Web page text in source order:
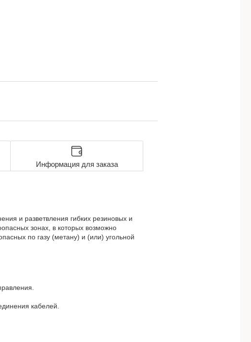
Информация для заказа
и разветвления гибких резиновых и
зонах, в которых возможно
по газу (метану) и (или) угольной
кабелей.